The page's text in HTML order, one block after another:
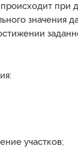
при
значения
участков;